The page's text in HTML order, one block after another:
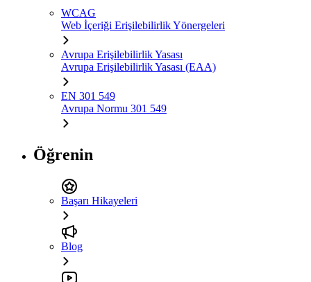
WCAG
Web İçeriği Erişilebilirlik Yönergeleri
Avrupa Erişilebilirlik Yasası
Avrupa Erişilebilirlik Yasası (EAA)
EN 301 549
Avrupa Normu 301 549
Öğrenin
Başarı Hikayeleri
Blog